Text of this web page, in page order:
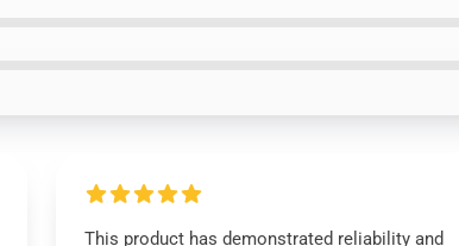
This product has demonstrated reliability and